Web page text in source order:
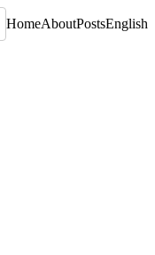
HomeAboutPostsEnglish